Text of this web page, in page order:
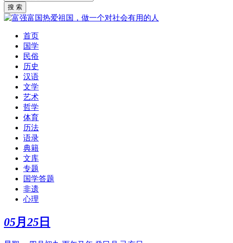
首页
国学
民俗
历史
汉语
文学
艺术
哲学
体育
历法
语录
典籍
文库
专题
国学答题
非遗
心理
05月 25 日